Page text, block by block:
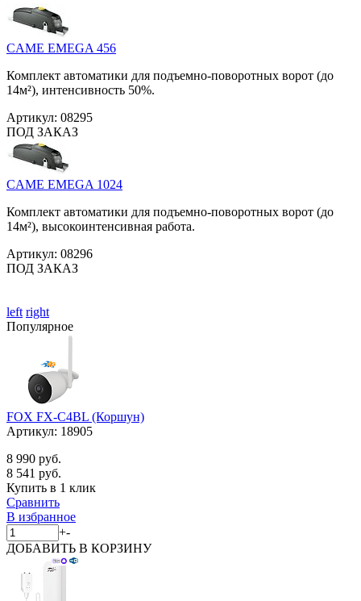
CAME EMEGA 456
Комплект автоматики для подъемно-поворотных ворот (до
14м²), интенсивность 50%.
Артикул: 08295
ПОД ЗАКАЗ
CAME EMEGA 1024
Комплект автоматики для подъемно-поворотных ворот (до
14м²), высокоинтенсивная работа.
Артикул: 08296
ПОД ЗАКАЗ
left right
Популярное
FOX FX-C4BL (Коршун)
Артикул: 18905
8 990 руб.
8 541 руб.
Купить в 1 клик
Сравнить
В избранное
+-
ДОБАВИТЬ В КОРЗИНУ